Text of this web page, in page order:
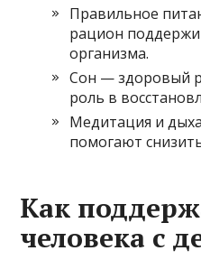
Правильное
рацион
организма.
Сон — здоровый
роль в
Медитация и
помогают
Как
человека с